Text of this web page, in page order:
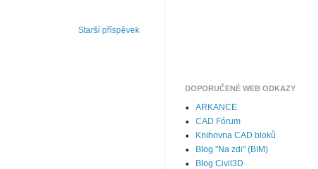
Starší příspěvek
DOPORUČENÉ WEB ODKAZY
ARKANCE
CAD Fórum
Knihovna CAD bloků
Blog "Na zdi" (BIM)
Blog Civil3D